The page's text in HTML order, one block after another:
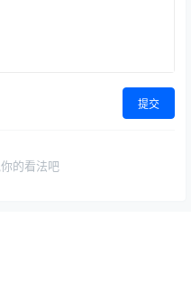
提交
的看法吧